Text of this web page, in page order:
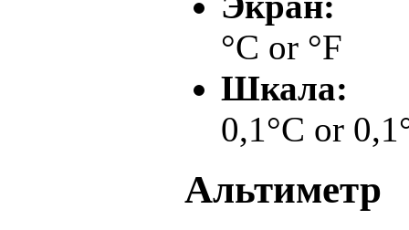
°C or °F
Шкала:
0,1°C or
Альтиметр